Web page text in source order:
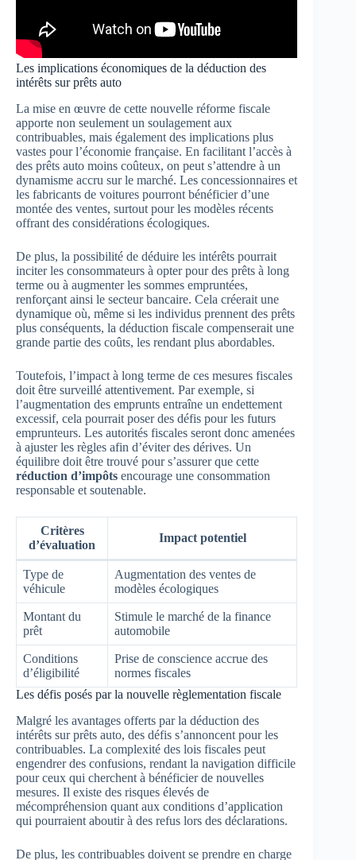
Les implications économiques de la déduction des
intérêts sur prêts auto
La mise en œuvre de cette nouvelle réforme fiscale
apporte non seulement un soulagement aux
contribuables, mais également des implications plus
vastes pour l’économie française. En facilitant l’accès à
des prêts auto moins coûteux, on peut s’attendre à un
dynamisme accru sur le marché. Les concessionnaires et
les fabricants de voitures pourront bénéficier d’une
montée des ventes, surtout pour les modèles récents
offrant des considérations écologiques.
De plus, la possibilité de déduire les intérêts pourrait
inciter les consommateurs à opter pour des prêts à long
terme ou à augmenter les sommes empruntées,
renforçant ainsi le secteur bancaire. Cela créerait une
dynamique où, même si les individus prennent des prêts
plus conséquents, la déduction fiscale compenserait une
grande partie des coûts, les rendant plus abordables.
Toutefois, l’impact à long terme de ces mesures fiscales
doit être surveillé attentivement. Par exemple, si
l’augmentation des emprunts entraîne un endettement
excessif, cela pourrait poser des défis pour les futurs
emprunteurs. Les autorités fiscales seront donc amenées
à ajuster les règles afin d’éviter des dérives. Un
équilibre doit être trouvé pour s’assurer que cette
réduction d’impôts encourage une consommation
responsable et soutenable.
Critères
d’évaluation
Impact potentiel
Type de
véhicule
Augmentation des ventes de
modèles écologiques
Montant du
prêt
Stimule le marché de la finance
automobile
Conditions
d’éligibilité
Prise de conscience accrue des
normes fiscales
Les défis posés par la nouvelle règlementation fiscale
Malgré les avantages offerts par la déduction des
intérêts sur prêts auto, des défis s’annoncent pour les
contribuables. La complexité des lois fiscales peut
engendrer des confusions, rendant la navigation difficile
pour ceux qui cherchent à bénéficier de nouvelles
mesures. Il existe des risques élevés de
mécompréhension quant aux conditions d’application
qui pourraient aboutir à des refus lors des déclarations.
De plus, les contribuables doivent se prendre en charge